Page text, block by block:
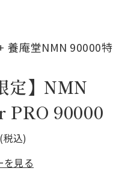
養庵堂NMN 90000特
定】NMN
PRO 90000
込)
を見る